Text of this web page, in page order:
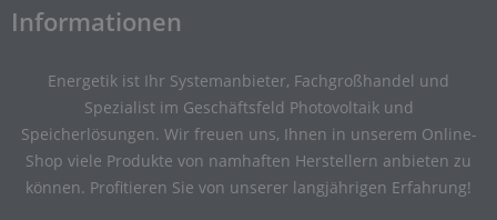
Informationen
Energetik ist Ihr Systemanbieter, Fachgroßhandel und
Spezialist im Geschäftsfeld Photovoltaik und
Speicherlösungen. Wir freuen uns, Ihnen in unserem Online-
Shop viele Produkte von namhaften Herstellern anbieten zu
können. Profitieren Sie von unserer langjährigen Erfahrung!